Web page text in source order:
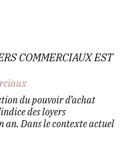
COMMERCIAUX EST
du pouvoir d’achat
des loyers
an. Dans le contexte actuel